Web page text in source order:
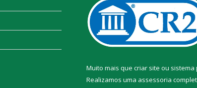
Muito mais que criar site ou sistema
Realizamos uma assessoria